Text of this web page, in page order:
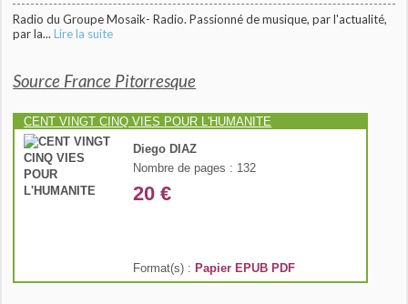
Radio du Groupe Mosaik- Radio. Passionné de musique, par l'actualité,
par la... Lire la suite
Source France Pitorresque
CENT VINGT CINQ VIES POUR L'HUMANITE
Diego DIAZ
Nombre de pages : 132
20 €
Format(s) : Papier EPUB PDF